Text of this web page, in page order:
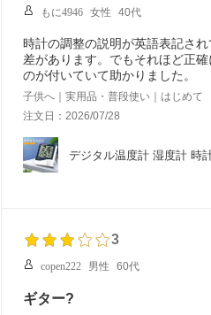
もに4946 女性 40代
時計の調整の説明が英語表記さ
差があります。でもそれほど正
のが付いていて助かりました。
子供へ｜実用品・普段使い｜はじめて
注文日：2026/07/28
デジタル温度計 湿度計 時
3
copen222 男性 60代
ギター?